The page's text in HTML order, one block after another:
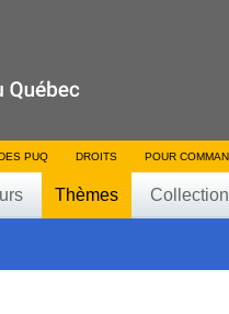
PUQ DROITS POUR
Thèmes